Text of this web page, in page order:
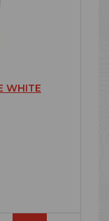
WHITE